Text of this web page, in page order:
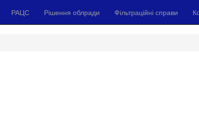
РАЦС Рішення облради Фільтраційні справи